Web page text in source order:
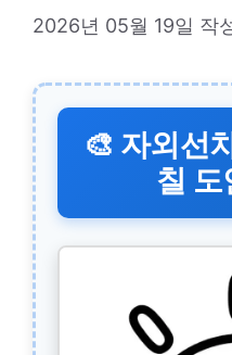
2026년 05월 19일 작
🎨 자외선
칠